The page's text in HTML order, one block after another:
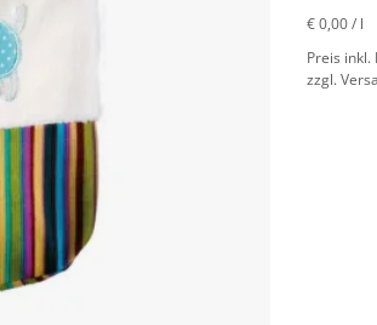
€ 0,00/ l
Preis inkl.
zzgl.